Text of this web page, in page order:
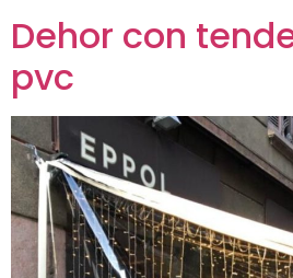
Dehor con
pvc